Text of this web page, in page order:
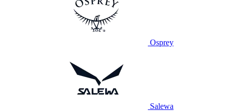
Osprey
Salewa